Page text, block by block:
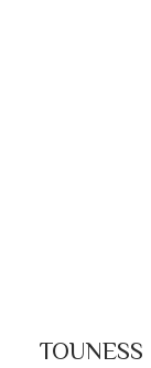
TOUNESS